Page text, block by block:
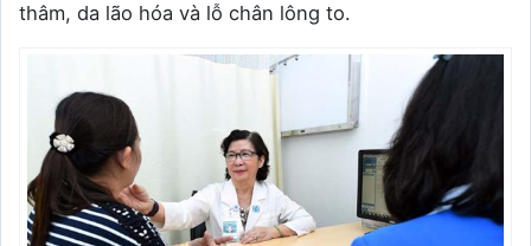
thâm, da lão hóa và lỗ chân lông to.